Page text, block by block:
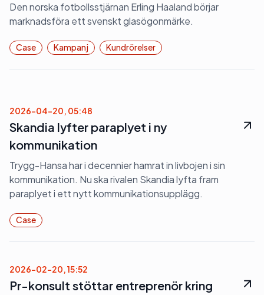
Den norska fotbollsstjärnan Erling Haaland börjar
marknadsföra ett svenskt glasögonmärke.
Case Kampanj Kundrörelser
2026-04-20, 05:48
Skandia lyfter paraplyet i ny
kommunikation
Trygg-Hansa har i decennier hamrat in livbojen i sin
kommunikation. Nu ska rivalen Skandia lyfta fram
paraplyet i ett nytt kommunikationsupplägg.
Case
2026-02-20, 15:52
Pr-konsult stöttar entreprenör kring